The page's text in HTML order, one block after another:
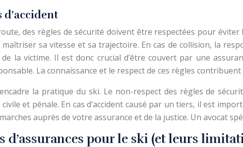
d’accident
des règles de sécurité doivent être respectées pour
sa vitesse et sa trajectoire. En cas de collision, la
la victime. Il est donc crucial d’être couvert par une
La connaissance et le respect de ces règles
la pratique du ski. Le non-respect des règles de
et pénale. En cas d’accident causé par un tiers, il est
auprès de votre assurance et de la justice. Un avocat
d’assurances pour le ski (et leurs